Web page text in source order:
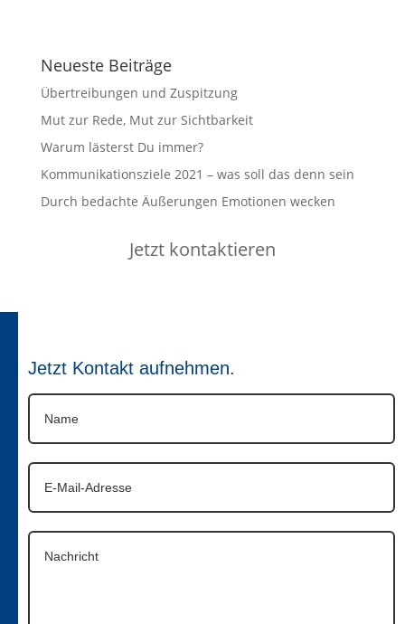
Neueste Beiträge
Übertreibungen und Zuspitzung
Mut zur Rede, Mut zur Sichtbarkeit
Warum lästerst Du immer?
Kommunikationsziele 2021 – was soll das denn sein
Durch bedachte Äußerungen Emotionen wecken
Jetzt kontaktieren
Jetzt Kontakt aufnehmen.